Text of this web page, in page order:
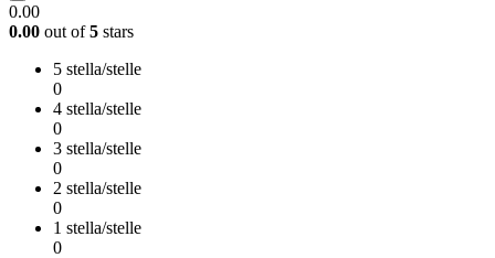
0.00
0.00 out of5 stars
5 stella/stelle
0
4 stella/stelle
0
3 stella/stelle
0
2 stella/stelle
0
1 stella/stelle
0